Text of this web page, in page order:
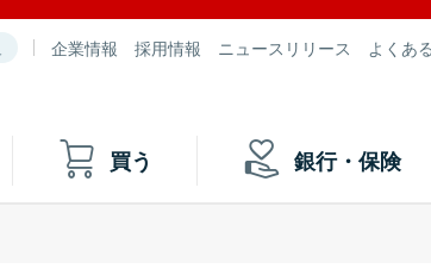
企業情報 採用情報 ニュースリリース よくあ
買う 銀行・保険